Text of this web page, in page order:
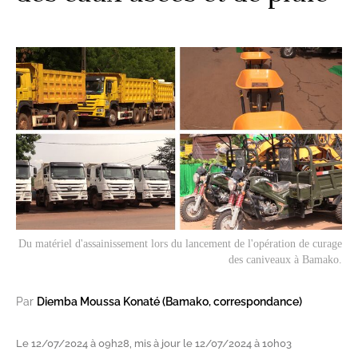
Du matériel d'assainissement lors du lancement de l'opération de curage
des caniveaux à Bamako.
Par Diemba Moussa Konaté (Bamako, correspondance)
Le 12/07/2024 à 09h28, mis à jour le 12/07/2024 à 10h03